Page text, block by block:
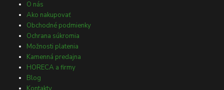
O nás
Ako nakupovať
Obchodné podmienky
Ochrana súkromia
Možnosti platenia
Kamenná predajna
HORECA a firmy
Blog